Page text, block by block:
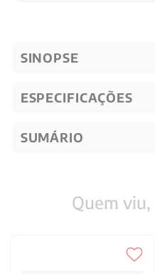
SINOPSE
ESPECIFICAÇÕES
SUMÁRIO
Quem